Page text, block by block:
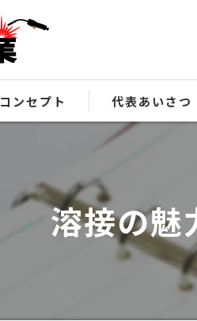
コンセプト 代表あいさつ
溶接の魅